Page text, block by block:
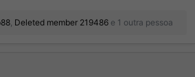
Deleted member 219486 e 1 outra pessoa